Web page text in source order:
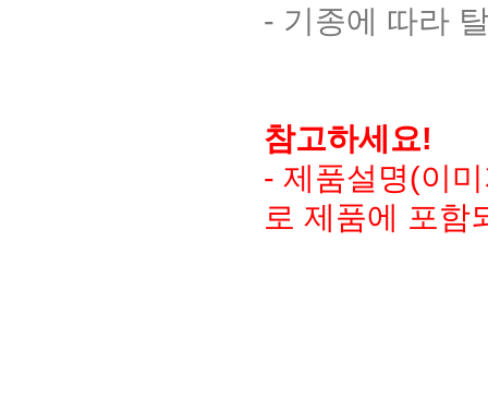
- 기종에 따라
참고하세요!
- 제품설명(이
로 제품에 포함